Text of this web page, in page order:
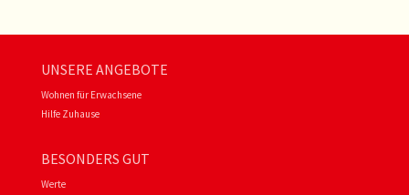
UNSERE ANGEBOTE
Wohnen für Erwachsene
Hilfe Zuhause
BESONDERS GUT
Werte